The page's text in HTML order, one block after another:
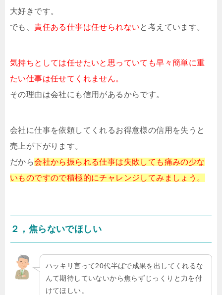
大好きです。
でも、責任ある仕事は任せられないと考えています。
気持ちとしては任せたいと思っていても早々簡単に重
たい仕事は任せてくれません。
その理由は会社にも信用があるからです。
会社に仕事を依頼してくれるお得意様の信用を失うと
売上が下がります。
だから会社から振られる仕事は失敗しても痛みの少な
いものですので積極的にチャレンジしてみましょう。
２，焦らないでほしい
ハッキリ言って20代半ばで成果を出してくれるな
んて期待していないから焦らずじっくりと力を付
けてほしい。